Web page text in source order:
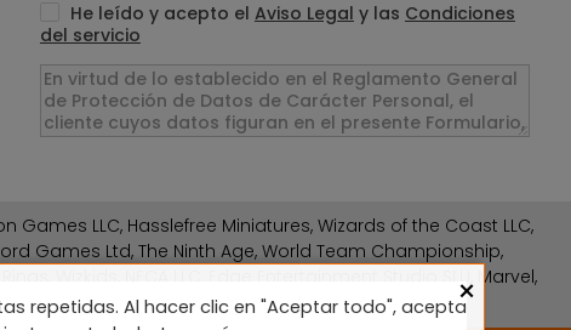
He leído y acepto el Aviso Legal y las Condiciones
del servicio
LLC, Hasslefree Miniatures, Wizards of the Coast LLC,
Games Ltd, The Ninth Age, World Team Championship,
Wizkids, NECA LLC, Edge Entertainment Studio SLU, Marvel,
×
repetidas. Al hacer clic en "Aceptar todo", acepta